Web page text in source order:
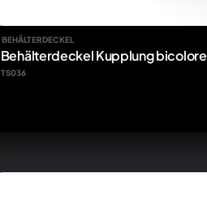
BEHÄLTERDECKEL
Behälterdeckel Kupplung bicolore
TS036